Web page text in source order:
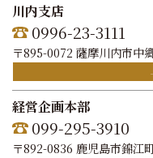
川内支店
0996-23-3111
〒895-0072 薩摩川内市中
経営企画本部
099-295-3910
〒892-0836 鹿児島市錦江